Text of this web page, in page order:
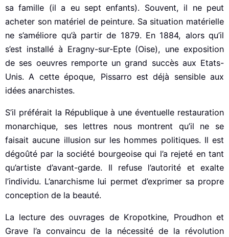
sa famille (il a eu sept enfants). Souvent, il ne peut
acheter son matériel de peinture. Sa situation matérielle
ne s’améliore qu’à partir de 1879. En 1884, alors qu’il
s’est installé à Eragny-sur-Epte (Oise), une exposition
de ses oeuvres remporte un grand succès aux Etats-
Unis. A cette époque, Pissarro est déjà sensible aux
idées anarchistes.
S’il préférait la République à une éventuelle restauration
monarchique, ses lettres nous montrent qu’il ne se
faisait aucune illusion sur les hommes politiques. Il est
dégoûté par la société bourgeoise qui l’a rejeté en tant
qu’artiste d’avant-garde. Il refuse l’autorité et exalte
l’individu. L’anarchisme lui permet d’exprimer sa propre
conception de la beauté.
La lecture des ouvrages de Kropotkine, Proudhon et
Grave l’a convaincu de la nécessité de la révolution